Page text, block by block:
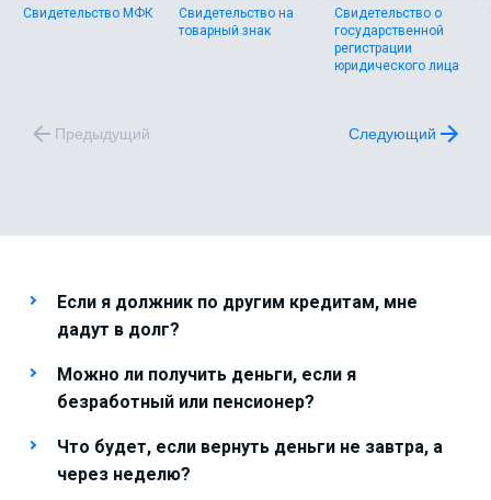
Свидетельство МФК
Свидетельство на
товарный знак
Свидетельство о
государственной
регистрации
юридического лица
Предыдущий Следующий
Если я должник по другим кредитам, мне
дадут в долг?
Можно ли получить деньги, если я
безработный или пенсионер?
Что будет, если вернуть деньги не завтра, а
через неделю?